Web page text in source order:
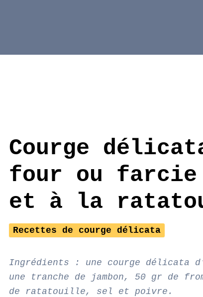
Courge
four ou farcie
et à la
Recettes de courge délicata
Ingrédients : une courge délicata
une tranche de jambon, 50 gr de
de ratatouille, sel et poivre.